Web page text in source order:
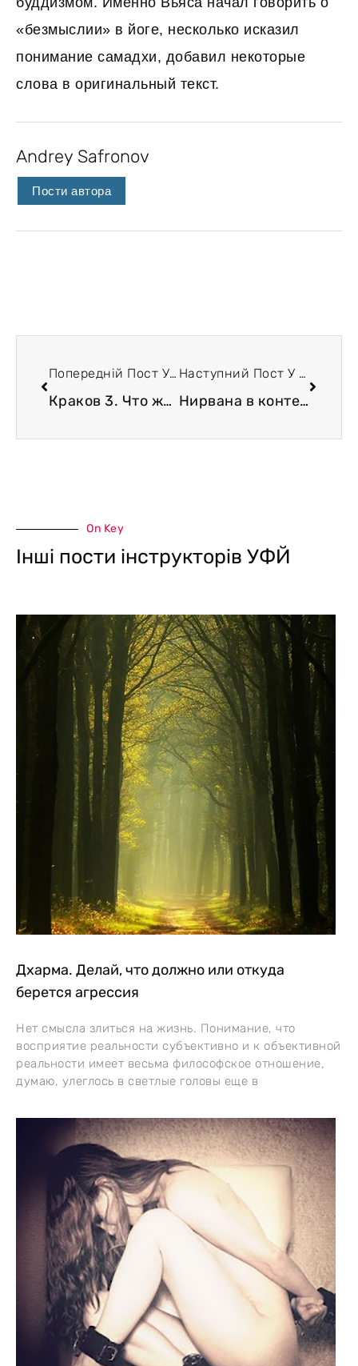
«безмыслии» в йоге, несколько исказил
понимание самадхи, добавил некоторые
слова в оригинальный текст.
Andrey Safronov
Пости автора
Попередній Пост У Блозі
Краков 3. Что же такое «сварупа». Личная дхарма и личный Путь
Наступний Пост У Блозі
Нирвана в контексте йоги
On Key
Інші пости інструкторів УФЙ
Дхарма. Делай, что должно или откуда
берется агрессия
Нет смысла злиться на жизнь. Понимание, что
восприятие реальности субъективно и к объективной
реальности имеет весьма философское отношение,
думаю, улеглось в светлые головы еще в